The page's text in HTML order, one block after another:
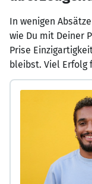
In wenigen
wie Du mit Deiner
Prise
bleibst. Viel Erfolg